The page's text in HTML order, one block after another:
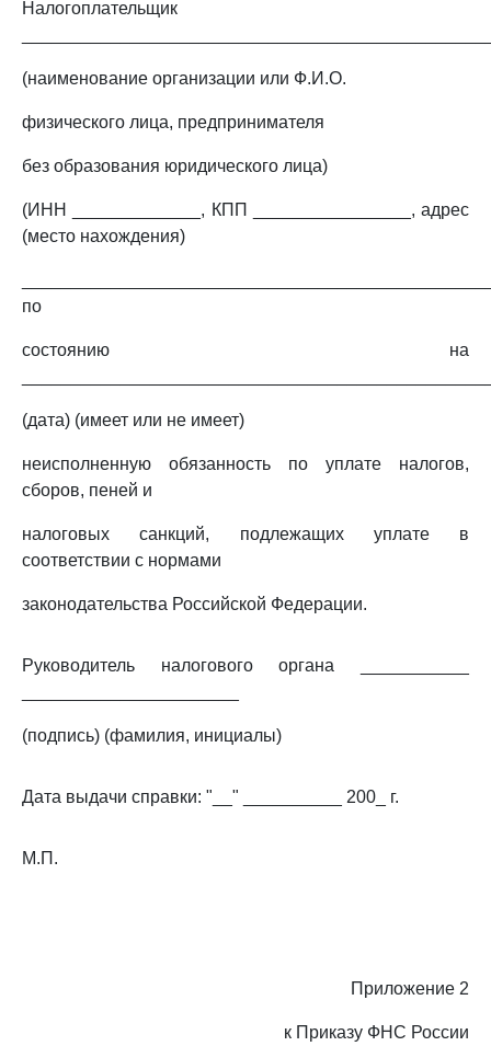
Налогоплательщик
(наименование организации или Ф.И.О.
физического лица, предпринимателя
без образования юридического лица)
(ИНН _____________, КПП ________________, адрес
(место нахождения)
по
состоянию на
(дата) (имеет или не имеет)
неисполненную обязанность по уплате налогов,
сборов, пеней и
налоговых санкций, подлежащих уплате в
соответствии с нормами
законодательства Российской Федерации.
Руководитель налогового органа ___________
(подпись) (фамилия, инициалы)
Дата выдачи справки: "__" __________ 200_ г.
М.П.
Приложение 2
к Приказу ФНС России